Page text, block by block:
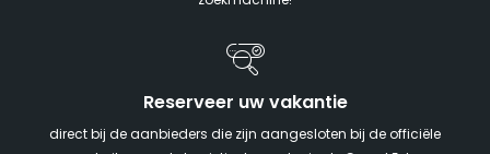
Reserveer uw vakantie
direct bij de aanbieders die zijn aangesloten bij de officiële